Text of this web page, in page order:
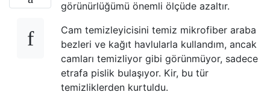
görünürlüğümü önemli ölçüde azaltır.
Cam temizleyicisini temiz mikrofiber araba
bezleri ve kağıt havlularla kullandım, ancak
camları temizliyor gibi görünmüyor, sadece
etrafa pislik bulaşıyor. Kir, bu tür
temizliklerden kurtuldu.